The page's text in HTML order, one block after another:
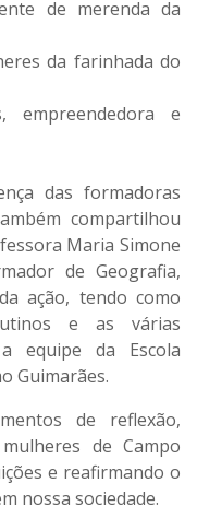
de merenda da
da farinhada do
empreendedora e
das formadoras
compartilhou
Maria Simone
de Geografia,
ação, tendo como
e as várias
equipe da Escola
Guimarães.
de reflexão,
de Campo
e reafirmando o
nossa sociedade.